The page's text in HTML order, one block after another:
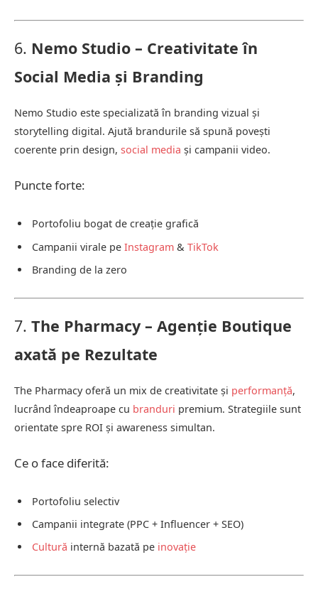
6. Nemo Studio – Creativitate în
Social Media și Branding
Nemo Studio este specializată în branding vizual și
storytelling digital. Ajută brandurile să spună povești
coerente prin design, social media și campanii video.
Puncte forte:
Portofoliu bogat de creație grafică
Campanii virale pe Instagram & TikTok
Branding de la zero
7. The Pharmacy – Agenție Boutique
axată pe Rezultate
The Pharmacy oferă un mix de creativitate și performanță,
lucrând îndeaproape cu branduri premium. Strategiile sunt
orientate spre ROI și awareness simultan.
Ce o face diferită:
Portofoliu selectiv
Campanii integrate (PPC + Influencer + SEO)
Cultură internă bazată pe inovație